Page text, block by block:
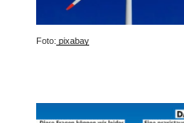
Foto: pixabay